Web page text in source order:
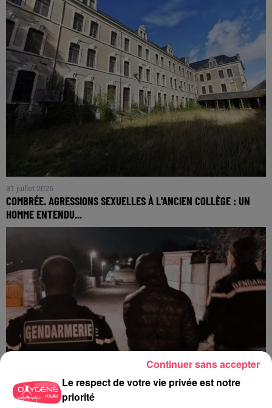
31 juillet 2026
COMBRÉE. AGRESSIONS SEXUELLES À L'ANCIEN COLLÈGE : UN
HOMME ENTENDU...
Le respect de votre vie privée est notre
priorité
Continuer sans accepter